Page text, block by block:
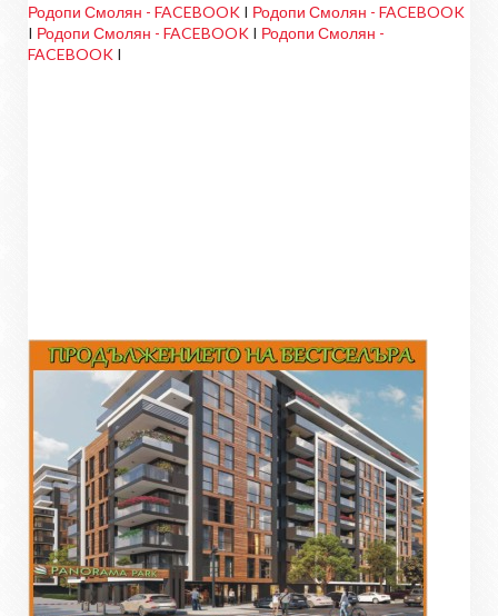
Родопи Смолян - FACEBOOK I Родопи Смолян - FACEBOOK
I Родопи Смолян - FACEBOOK I Родопи Смолян -
FACEBOOK I